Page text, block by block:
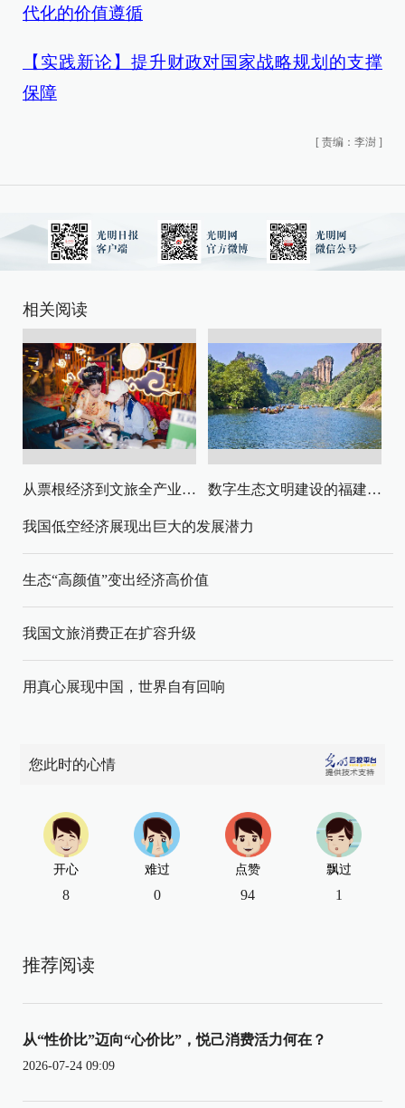
代化的价值遵循
【实践新论】提升财政对国家战略规划的支撑
保障
[ 责编：李澍 ]
相关阅读
从票根经济到文旅全产业链升级 数字生态文明建设的福建路径与启示
我国低空经济展现出巨大的发展潜力
生态“高颜值”变出经济高价值
我国文旅消费正在扩容升级
用真心展现中国，世界自有回响
您此时的心情
开心
8
难过
0
点赞
94
飘过
1
推荐阅读
从“性价比”迈向“心价比”，悦己消费活力何在？
2026-07-24 09:09